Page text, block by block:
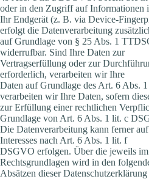
oder in den Zugriff auf Informationen
Ihr Endgerät (z. B. via Device-
erfolgt die Datenverarbeitung
auf Grundlage von § 25 Abs. 1
widerrufbar. Sind Ihre Daten zur
Vertragserfüllung oder zur
erforderlich, verarbeiten wir Ihre
Daten auf Grundlage des Art. 6 Abs.
verarbeiten wir Ihre Daten, sofern
zur Erfüllung einer rechtlichen
Grundlage von Art. 6 Abs. 1 lit. c
Die Datenverarbeitung kann ferner
Interesses nach Art. 6 Abs. 1 lit. f
DSGVO erfolgen. Über die jeweils
Rechtsgrundlagen wird in den
Absätzen dieser